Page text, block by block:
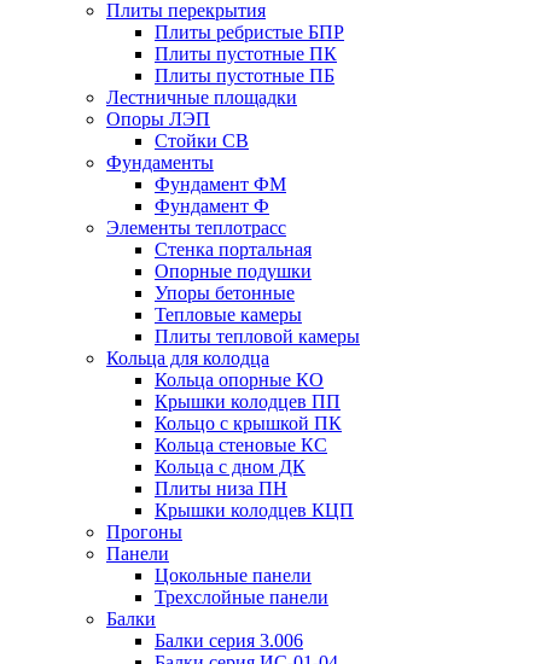
Плиты перекрытия
Плиты ребристые БПР
Плиты пустотные ПК
Плиты пустотные ПБ
Лестничные площадки
Опоры ЛЭП
Стойки СВ
Фундаменты
Фyндамент ФМ
Фyндамент Ф
Элементы теплотрасс
Стенка портальная
Опорные подушки
Упоры бетонные
Тепловые камеры
Плиты тепловой камеры
Кольца для колодца
Кольца опорные КО
Крышки колодцев ПП
Кольцо с крышкой ПК
Кольца стеновые КС
Кольца с дном ДК
Плиты низа ПН
Крышки колодцев КЦП
Прогоны
Панели
Цокольные панели
Трехслойные панели
Балки
Балки серия 3.006